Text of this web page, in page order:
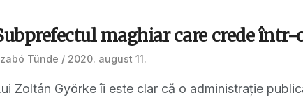
maghiar care crede
Tünde 2020. august 11.
Zoltán Györke îi este clar că o administrație